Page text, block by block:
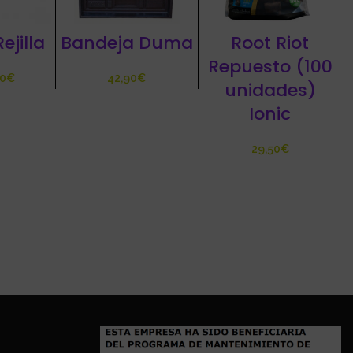
€
Bandeja Duma
€
Root Riot
Repuesto (100
unidades)
Ionic
€